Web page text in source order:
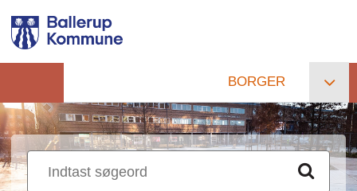
hovedindhold
Primær
navigation
BORGER